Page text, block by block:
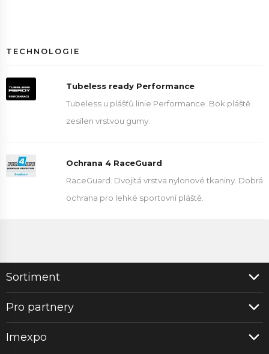
TECHNOLOGIE
Tubeless ready Performance
Tubeless u plášťů linie Performance. Bok pláště
zesílen vrstvou gumy.
Ochrana 4 RaceGuard
RaceGuard. Dvojitá vrstva nylonové tkaniny. Dobrá
ochrana pro lehké sportovní pláště.
Sortiment
Pro partnery
Imexpo